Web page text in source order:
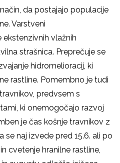
da postajajo populacije
Varstveni
ekstenzivnih vlažnih
strašnica. Preprečuje se
hidromelioracij, ki
rastline. Pomembno je tudi
predvsem s
ki onemogočajo razvoj
je čas košnje travnikov z
se naj izvede pred 15.6. ali po
cvetenje hranilne rastline,